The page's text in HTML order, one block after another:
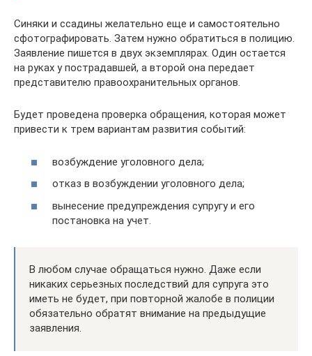
Синяки и ссадины желательно еще и самостоятельно
сфотографировать. Затем нужно обратиться в полицию.
Заявление пишется в двух экземплярах. Один остается
на руках у пострадавшей, а второй она передает
представителю правоохранительных органов.
Будет проведена проверка обращения, которая может
привести к трем вариантам развития событий:
возбуждение уголовного дела;
отказ в возбуждении уголовного дела;
вынесение предупреждения супругу и его
постановка на учет.
В любом случае обращаться нужно. Даже если
никаких серьезных последствий для супруга это
иметь не будет, при повторной жалобе в полиции
обязательно обратят внимание на предыдущие
заявления.